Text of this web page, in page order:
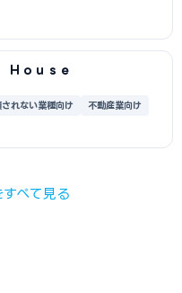
Ｈｏｕｓｅ
れない業種向け
不動産業向け
べて見る